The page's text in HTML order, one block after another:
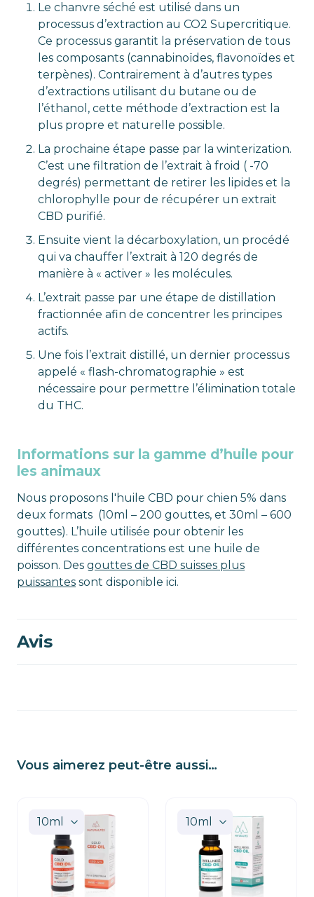
Le chanvre séché est utilisé dans un
processus d’extraction au CO2 Supercritique.
Ce processus garantit la préservation de tous
les composants (cannabinoïdes, flavonoïdes et
terpènes). Contrairement à d’autres types
d’extractions utilisant du butane ou de
l’éthanol, cette méthode d’extraction est la
plus propre et naturelle possible.
La prochaine étape passe par la winterization.
C’est une filtration de l’extrait à froid ( -70
degrés) permettant de retirer les lipides et la
chlorophylle pour de récupérer un extrait
CBD purifié.
Ensuite vient la décarboxylation, un procédé
qui va chauffer l’extrait à 120 degrés de
manière à « activer » les molécules.
L’extrait passe par une étape de distillation
fractionnée afin de concentrer les principes
actifs.
Une fois l’extrait distillé, un dernier processus
appelé « flash-chromatographie » est
nécessaire pour permettre l’élimination totale
du THC.
Informations sur la gamme d’huile pour
les animaux
Nous proposons l'huile CBD pour chien 5% dans
deux formats (10ml – 200 gouttes, et 30ml – 600
gouttes). L’huile utilisée pour obtenir les
différentes concentrations est une huile de
poisson. Des gouttes de CBD suisses plus
puissantes sont disponible ici.
Avis
Vous aimerez peut-être aussi…